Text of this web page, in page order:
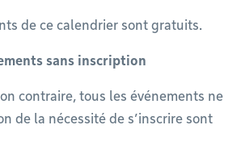
de ce calendrier sont gratuits.
sans inscription
contraire, tous les événements ne
de la nécessité de s’inscrire sont